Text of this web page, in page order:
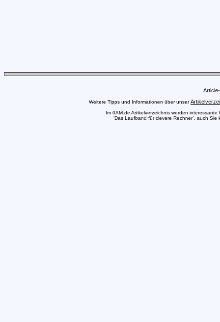
Weitere Tipps und Informationen über unser
Im 0AM.de Artikelverzeichnis werden
`Das Laufband für clevere Rechner`, auch